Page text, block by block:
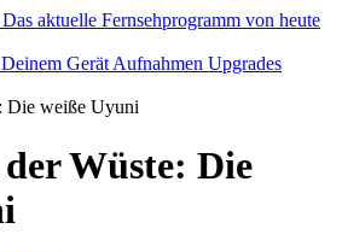
Gerät Aufnahmen Upgrades
Wüste: Die